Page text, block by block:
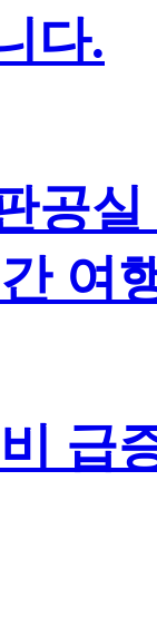
다.
공
여
급